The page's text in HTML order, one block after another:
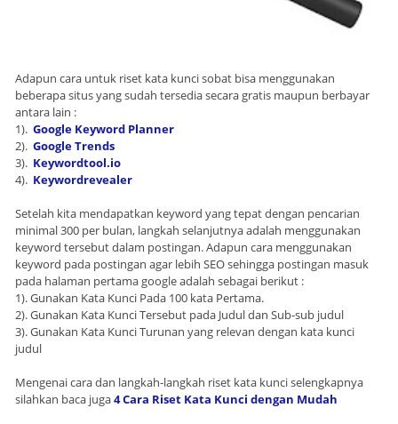
Adapun cara untuk riset kata kunci sobat bisa menggunakan
beberapa situs yang sudah tersedia secara gratis maupun berbayar
antara lain :
1). Google Keyword Planner
2). Google Trends
3). Keywordtool.io
4). Keywordrevealer
Setelah kita mendapatkan keyword yang tepat dengan pencarian
minimal 300 per bulan, langkah selanjutnya adalah menggunakan
keyword tersebut dalam postingan. Adapun cara menggunakan
keyword pada postingan agar lebih SEO sehingga postingan masuk
pada halaman pertama google adalah sebagai berikut :
1). Gunakan Kata Kunci Pada 100 kata Pertama.
2). Gunakan Kata Kunci Tersebut pada Judul dan Sub-sub judul
3). Gunakan Kata Kunci Turunan yang relevan dengan kata kunci
judul
Mengenai cara dan langkah-langkah riset kata kunci selengkapnya
silahkan baca juga4 Cara Riset Kata Kunci dengan Mudah